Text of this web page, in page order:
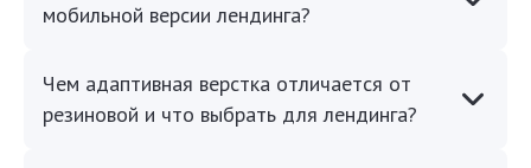
мобильной версии лендинга?
Чем адаптивная верстка отличается от
резиновой и что выбрать для лендинга?